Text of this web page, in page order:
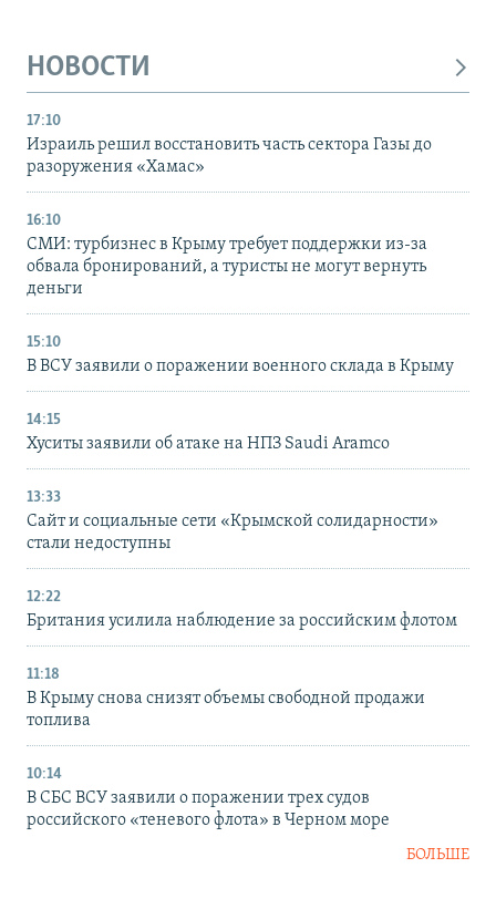
НОВОСТИ
17:10
Израиль решил восстановить часть сектора Газы до
разоружения «Хамас»
16:10
СМИ: турбизнес в Крыму требует поддержки из-за
обвала бронирований, а туристы не могут вернуть
деньги
15:10
В ВСУ заявили о поражении военного склада в Крыму
14:15
Хуситы заявили об атаке на НПЗ Saudi Aramco
13:33
Сайт и социальные сети «Крымской солидарности»
стали недоступны
12:22
Британия усилила наблюдение за российским флотом
11:18
В Крыму снова снизят объемы свободной продажи
топлива
10:14
В СБС ВСУ заявили о поражении трех судов
российского «теневого флота» в Черном море
БОЛЬШЕ